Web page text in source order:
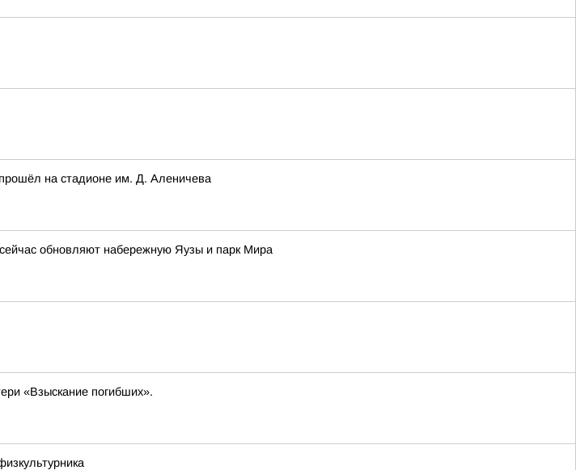
на стадионе им. Д. Аленичева
обновляют набережную Яузы и парк Мира
«Взыскание погибших».